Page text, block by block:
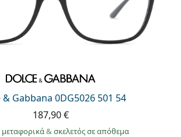
& Gabbana 0DG5026 501 54
187,90 €
& σκελετός σε απόθεμα